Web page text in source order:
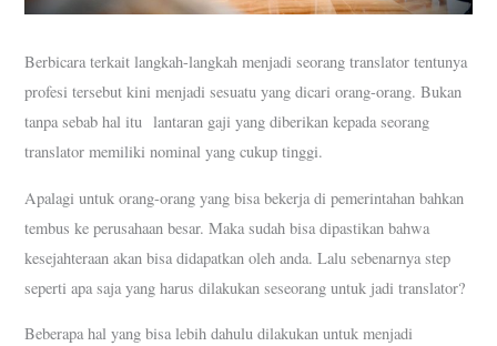
Berbicara terkait langkah-langkah menjadi seorang translator tentunya
profesi tersebut kini menjadi sesuatu yang dicari orang-orang. Bukan
tanpa sebab hal itu lantaran gaji yang diberikan kepada seorang
translator memiliki nominal yang cukup tinggi.
Apalagi untuk orang-orang yang bisa bekerja di pemerintahan bahkan
tembus ke perusahaan besar. Maka sudah bisa dipastikan bahwa
kesejahteraan akan bisa didapatkan oleh anda. Lalu sebenarnya step
seperti apa saja yang harus dilakukan seseorang untuk jadi translator?
Beberapa hal yang bisa lebih dahulu dilakukan untuk menjadi